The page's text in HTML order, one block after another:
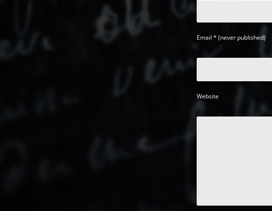
Email * (never published)
Website